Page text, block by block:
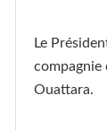
Le
compagnie
Ouattara.